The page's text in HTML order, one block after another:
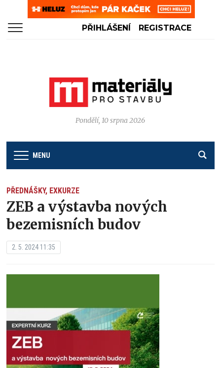
PŘIHLÁŠENÍ REGISTRACE
Pondělí, 10 srpna 2026
MENU
PŘEDNÁŠKY, EXKURZE
ZEB a výstavba nových
bezemisních budov
2. 5. 2024 11:35